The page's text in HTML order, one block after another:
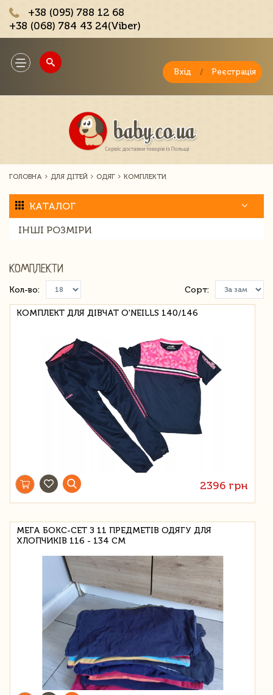
+38 (095) 788 12 68
+38 (068) 784 43 24(Viber)
Toggle
navigation
Вхід / Реєстрація
ГОЛОВНА ДЛЯ ДІТЕЙ ОДЯГ КОМПЛЕКТИ
КАТАЛОГ
ІНШІ РОЗМІРИ
КОМПЛЕКТИ
Кол-во: Сорт:
КОМПЛЕКТ ДЛЯ ДІВЧАТ O'NEILLS 140/146
2396 грн
МЕГА БОКС-СЕТ З 11 ПРЕДМЕТІВ ОДЯГУ ДЛЯ
ХЛОПЧИКІВ 116 - 134 СМ